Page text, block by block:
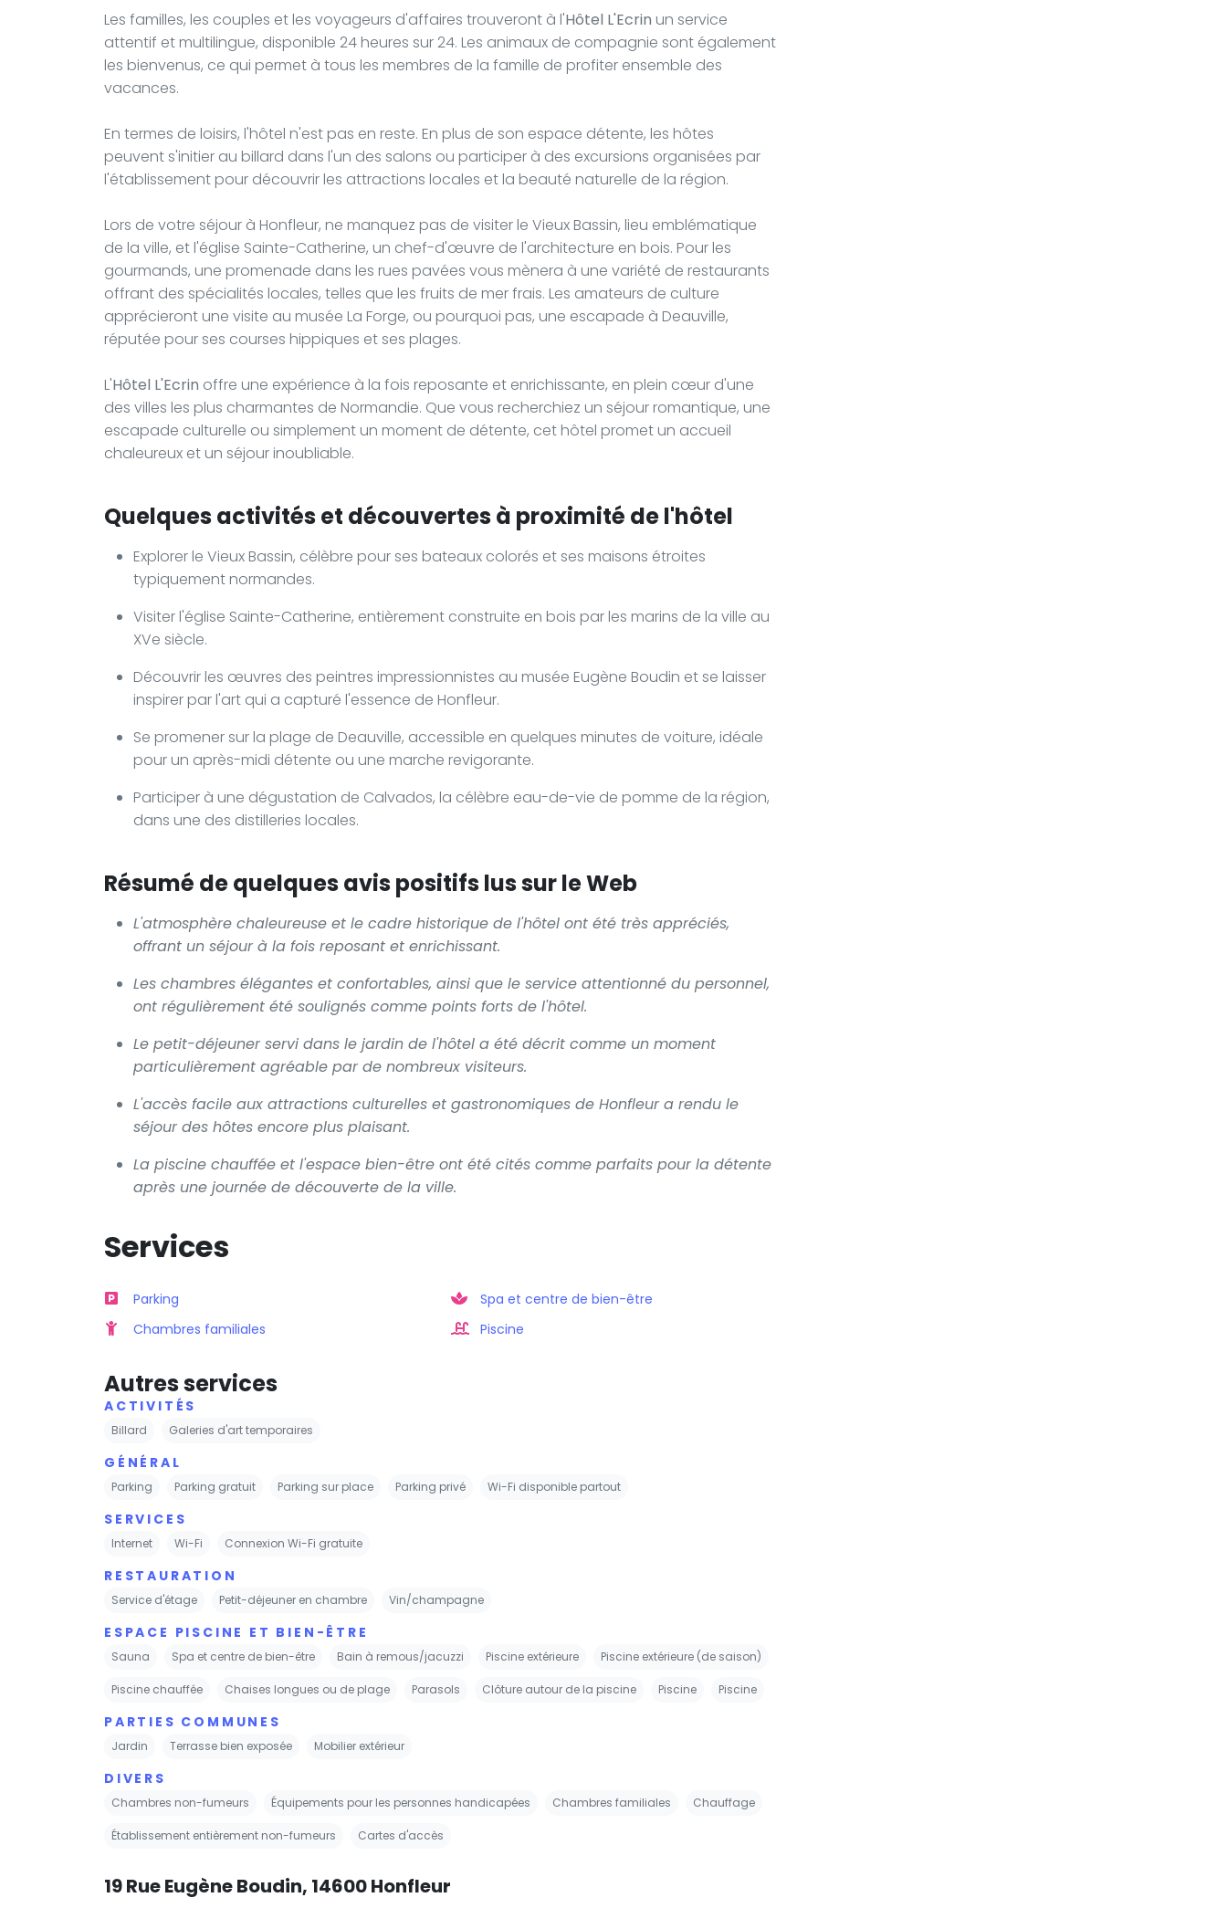
Les familles, les couples et les voyageurs d'affaires trouveront à l'Hôtel L'Ecrin un service
attentif et multilingue, disponible 24 heures sur 24. Les animaux de compagnie sont également
les bienvenus, ce qui permet à tous les membres de la famille de profiter ensemble des
vacances.
En termes de loisirs, l'hôtel n'est pas en reste. En plus de son espace détente, les hôtes
peuvent s'initier au billard dans l'un des salons ou participer à des excursions organisées par
l'établissement pour découvrir les attractions locales et la beauté naturelle de la région.
Lors de votre séjour à Honfleur, ne manquez pas de visiter le Vieux Bassin, lieu emblématique
de la ville, et l'église Sainte-Catherine, un chef-d'œuvre de l'architecture en bois. Pour les
gourmands, une promenade dans les rues pavées vous mènera à une variété de restaurants
offrant des spécialités locales, telles que les fruits de mer frais. Les amateurs de culture
apprécieront une visite au musée La Forge, ou pourquoi pas, une escapade à Deauville,
réputée pour ses courses hippiques et ses plages.
L'Hôtel L'Ecrin offre une expérience à la fois reposante et enrichissante, en plein cœur d'une
des villes les plus charmantes de Normandie. Que vous recherchiez un séjour romantique, une
escapade culturelle ou simplement un moment de détente, cet hôtel promet un accueil
chaleureux et un séjour inoubliable.
Quelques activités et découvertes à proximité de l'hôtel
Explorer le Vieux Bassin, célèbre pour ses bateaux colorés et ses maisons étroites
typiquement normandes.
Visiter l'église Sainte-Catherine, entièrement construite en bois par les marins de la ville au
XVe siècle.
Découvrir les œuvres des peintres impressionnistes au musée Eugène Boudin et se laisser
inspirer par l'art qui a capturé l'essence de Honfleur.
Se promener sur la plage de Deauville, accessible en quelques minutes de voiture, idéale
pour un après-midi détente ou une marche revigorante.
Participer à une dégustation de Calvados, la célèbre eau-de-vie de pomme de la région,
dans une des distilleries locales.
Résumé de quelques avis positifs lus sur le Web
L'atmosphère chaleureuse et le cadre historique de l'hôtel ont été très appréciés,
offrant un séjour à la fois reposant et enrichissant.
Les chambres élégantes et confortables, ainsi que le service attentionné du personnel,
ont régulièrement été soulignés comme points forts de l'hôtel.
Le petit-déjeuner servi dans le jardin de l'hôtel a été décrit comme un moment
particulièrement agréable par de nombreux visiteurs.
L'accès facile aux attractions culturelles et gastronomiques de Honfleur a rendu le
séjour des hôtes encore plus plaisant.
La piscine chauffée et l'espace bien-être ont été cités comme parfaits pour la détente
après une journée de découverte de la ville.
Services
Parking
Chambres familiales
Spa et centre de bien-être
Piscine
Autres services
ACTIVITÉS
Billard Galeries d'art temporaires
GÉNÉRAL
Parking Parking gratuit Parking sur place Parking privé Wi-Fi disponible partout
SERVICES
Internet Wi-Fi Connexion Wi-Fi gratuite
RESTAURATION
Service d'étage Petit-déjeuner en chambre Vin/champagne
ESPACE PISCINE ET BIEN-ÊTRE
Sauna Spa et centre de bien-être Bain à remous/jacuzzi Piscine extérieure Piscine extérieure (de saison)
Piscine chauffée Chaises longues ou de plage Parasols Clôture autour de la piscine Piscine Piscine
PARTIES COMMUNES
Jardin Terrasse bien exposée Mobilier extérieur
DIVERS
Chambres non-fumeurs Équipements pour les personnes handicapées Chambres familiales Chauffage
Établissement entièrement non-fumeurs Cartes d'accès
19 Rue Eugène Boudin, 14600 Honfleur